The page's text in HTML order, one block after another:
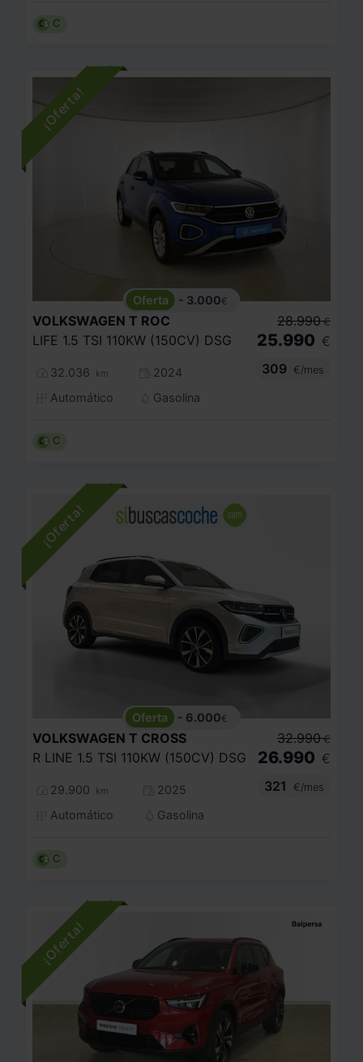
C
- 3.000€
VOLKSWAGEN T ROC
LIFE 1.5 TSI 110KW (150CV) DSG
32.036 km
2024
Automático
Gasolina
28.990 €
25.990 €
309
€/mes
C
- 6.000€
VOLKSWAGEN T CROSS
R LINE 1.5 TSI 110KW (150CV) DSG
29.900 km
2025
Automático
Gasolina
32.990 €
26.990 €
321
€/mes
C